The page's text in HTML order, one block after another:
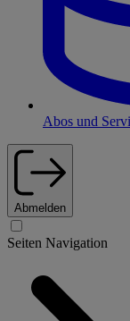
Abos und
Abmelden
Seiten Navigation